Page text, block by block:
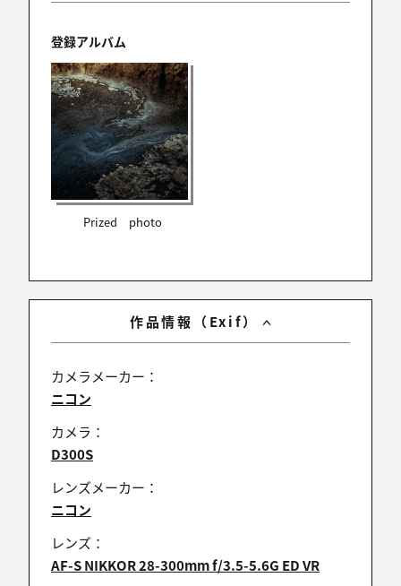
shashin1
2024/11/30 22:27:26
TODAY’S PHOTOおめでとうございます
ayame
2024/11/30 21:21:42
TODAY’S PHOTO！ おめでとうございます！
saeka
2024/11/30 20:29:08
一期一会さん ,YOHさん ,ぷれあですさん ,あすなろさ
ん ,bu-tanさん ,amisumさん ,デジカメ自由人さん
,@花秋翠さん ,ta-chanさん ,temaiさん ,ゆか坊さん ,
イマリンさん ,あおとさん ,maruoneさん ,とんさん ,
中林光次さん ,藍郷栗夢さん ,keaton2019さん ,ＪＹ
登録アルバム
Prized photo
作品情報（Exif）
カメラメーカー：
ニコン
カメラ：
D300S
レンズメーカー：
ニコン
レンズ：
AF-S NIKKOR 28-300mm f/3.5-5.6G ED VR